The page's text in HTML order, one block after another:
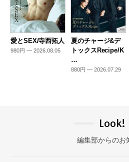
愛とSEX/寺西拓人
980円 — 2026.08.05
夏のチャージ&デ
トックスRecipe/K
…
880円 — 2026.07.29
Look!
編集部からのお